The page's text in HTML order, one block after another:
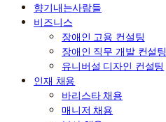
향기내는사람들
비즈니스
장애인 고용 컨설팅
장애인 직무 개발 컨설팅
유니버설 디자인 컨설팅
인재 채용
바리스타 채용
매니저 채용